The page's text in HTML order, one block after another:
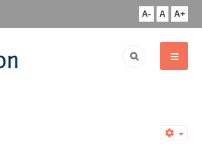
A- A A+